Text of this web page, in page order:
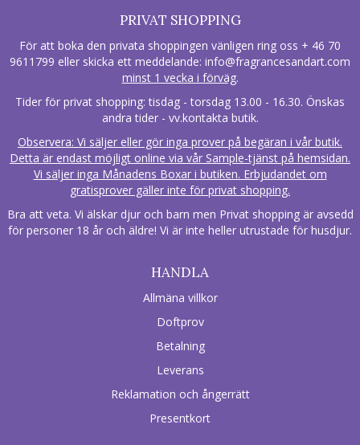
PRIVAT SHOPPING
För att boka den privata shoppingen vänligen ring oss + 46 70
9611799 eller skicka ett meddelande: info@fragrancesandart.com
minst 1 vecka i förväg.
Tider för privat shopping: tisdag - torsdag 13.00 - 16.30. Önskas
andra tider - vv.kontakta butik.
Observera: Vi säljer eller gör inga prover på begäran i vår butik.
Detta är endast möjligt online via vår Sample-tjänst på hemsidan.
Vi säljer inga Månadens Boxar i butiken. Erbjudandet om
gratisprover gäller inte för privat shopping.
Bra att veta. Vi älskar djur och barn men Privat shopping är avsedd
för personer 18 år och äldre! Vi är inte heller utrustade för husdjur.
HANDLA
Allmäna villkor
Doftprov
Betalning
Leverans
Reklamation och ångerrätt
Presentkort